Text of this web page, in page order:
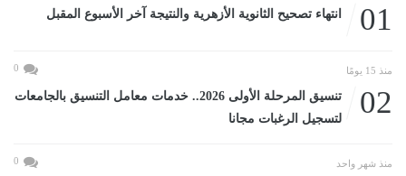
01 انتهاء تصحيح الثانوية الأزهرية والنتيجة آخر الأسبوع المقبل
منذ 15 يومًا 0
02
تنسيق المرحلة الأولى 2026.. خدمات معامل التنسيق بالجامعات
لتسجيل الرغبات مجانا
منذ شهر واحد 0